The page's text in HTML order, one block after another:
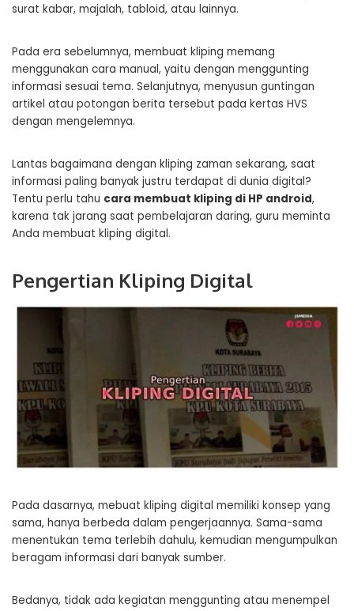
surat kabar, majalah, tabloid, atau lainnya.
Pada era sebelumnya, membuat kliping memang
menggunakan cara manual, yaitu dengan menggunting
informasi sesuai tema. Selanjutnya, menyusun guntingan
artikel atau potongan berita tersebut pada kertas HVS
dengan mengelemnya.
Lantas bagaimana dengan kliping zaman sekarang, saat
informasi paling banyak justru terdapat di dunia digital?
Tentu perlu tahu cara membuat kliping di HP android,
karena tak jarang saat pembelajaran daring, guru meminta
Anda membuat kliping digital.
Pengertian Kliping Digital
Pada dasarnya, mebuat kliping digital memiliki konsep yang
sama, hanya berbeda dalam pengerjaannya. Sama-sama
menentukan tema terlebih dahulu, kemudian mengumpulkan
beragam informasi dari banyak sumber.
Bedanya, tidak ada kegiatan menggunting atau menempel